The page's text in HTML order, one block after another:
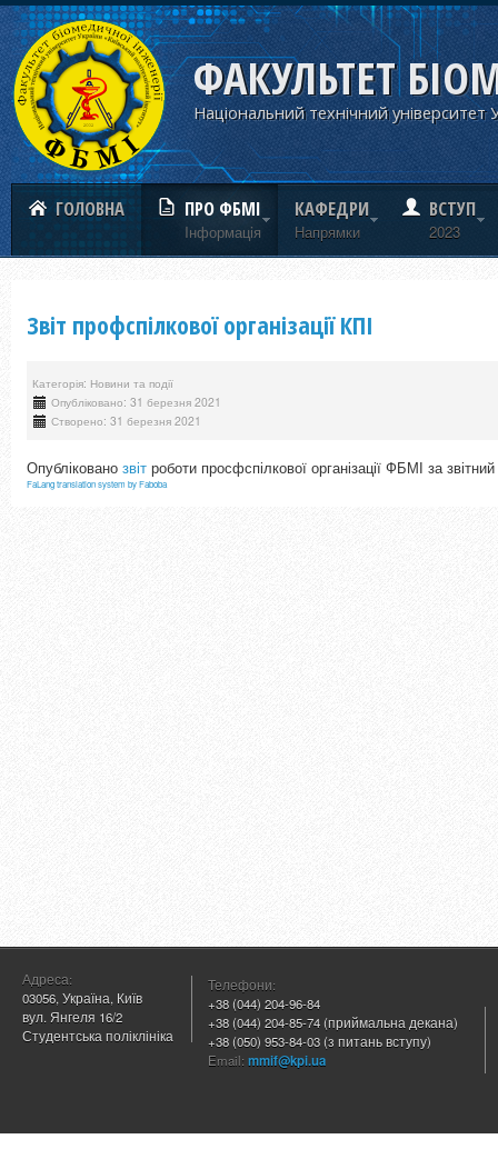
ФАКУЛЬТЕТ
Національний технічний університет
ГОЛОВНА ПРО ФБМІ
Iнформацiя
КАФЕДРИ
Напрямки
ВСТУП
2023
Звіт профспілкової організації КПІ
Категорія: Новини та події
Опубліковано: 31 березня 2021
Створено: 31 березня 2021
Опублікованозвіт роботи просфспілкової організації ФБМІ за
FaLang translation system by Faboba
Адреса:
03056, Україна, Київ
вул. Янгеля 16/2
Студентська поліклініка
Телефони:
+38 (044) 204-96-84
+38 (044) 204-85-74 (приймальна декана)
+38 (050) 953-84-03 (з питань вступу)
Email: mmif@kpi.ua